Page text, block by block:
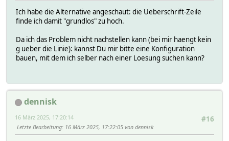
Ich habe die Alternative angeschaut: die Ueberschrift-Zeile
finde ich damit "grundlos" zu hoch.
Da ich das Problem nicht nachstellen kann (bei mir haengt kein
g ueber die Linie): kannst Du mir bitte eine Konfiguration
bauen, mit dem ich selber nach einer Loesung suchen kann?
dennisk
#16
16 März 2025, 17:20:14
Letzte Bearbeitung: 16 März 2025, 17:22:05 von dennisk